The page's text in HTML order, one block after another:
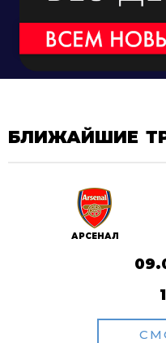
БЛИЖАЙШИЕ
АРСЕНАЛ